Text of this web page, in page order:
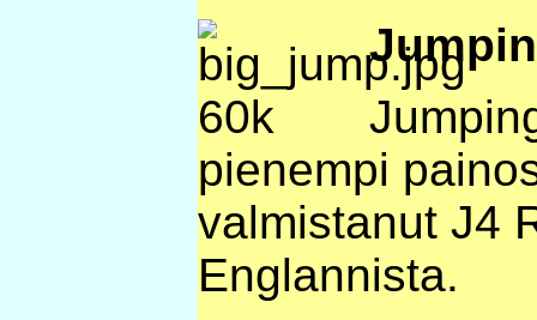
pienempi
valmistanut J4
Englannista.